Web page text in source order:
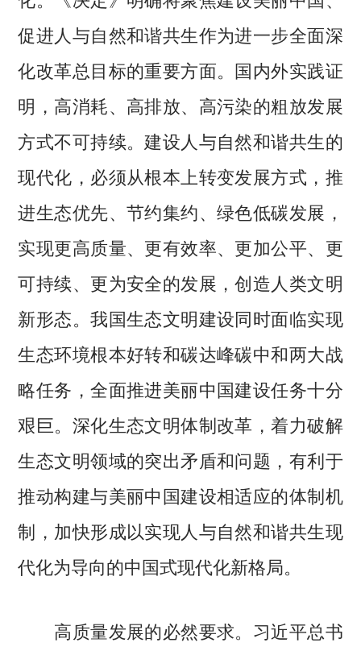
促进人与自然和谐共生作为进一步全面深
化改革总目标的重要方面。国内外实践证
明，高消耗、高排放、高污染的粗放发展
方式不可持续。建设人与自然和谐共生的
现代化，必须从根本上转变发展方式，推
进生态优先、节约集约、绿色低碳发展，
实现更高质量、更有效率、更加公平、更
可持续、更为安全的发展，创造人类文明
新形态。我国生态文明建设同时面临实现
生态环境根本好转和碳达峰碳中和两大战
略任务，全面推进美丽中国建设任务十分
艰巨。深化生态文明体制改革，着力破解
生态文明领域的突出矛盾和问题，有利于
推动构建与美丽中国建设相适应的体制机
制，加快形成以实现人与自然和谐共生现
代化为导向的中国式现代化新格局。
高质量发展的必然要求。习近平总书